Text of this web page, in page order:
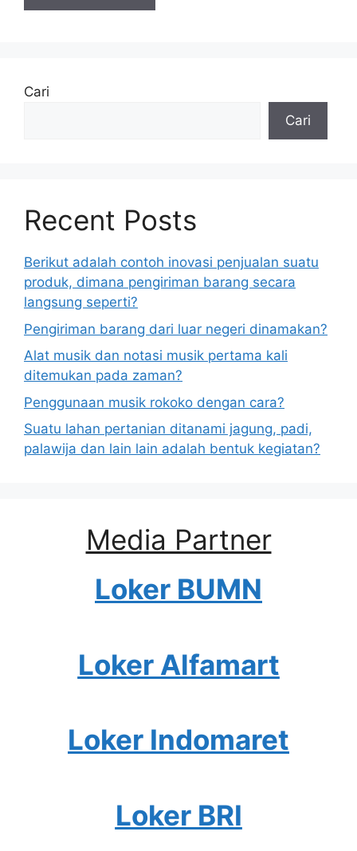
Cari
Cari
Recent Posts
Berikut adalah contoh inovasi penjualan suatu
produk, dimana pengiriman barang secara
langsung seperti?
Pengiriman barang dari luar negeri dinamakan?
Alat musik dan notasi musik pertama kali
ditemukan pada zaman?
Penggunaan musik rokoko dengan cara?
Suatu lahan pertanian ditanami jagung, padi,
palawija dan lain lain adalah bentuk kegiatan?
Media Partner
Loker BUMN
Loker Alfamart
Loker Indomaret
Loker BRI